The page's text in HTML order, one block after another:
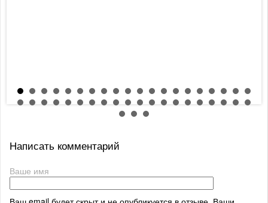
Написать комментарий
Ваше имя